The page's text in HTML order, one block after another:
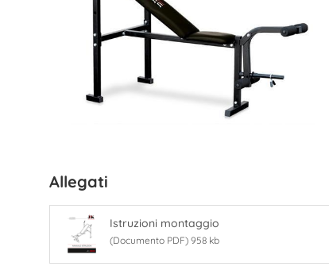
Allegati
Istruzioni montaggio
(Documento PDF) 958 kb